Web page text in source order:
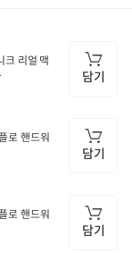
크 리얼 맥
담기
로 핸드워
드워시(
담기
로 핸드워
워시(산
담기